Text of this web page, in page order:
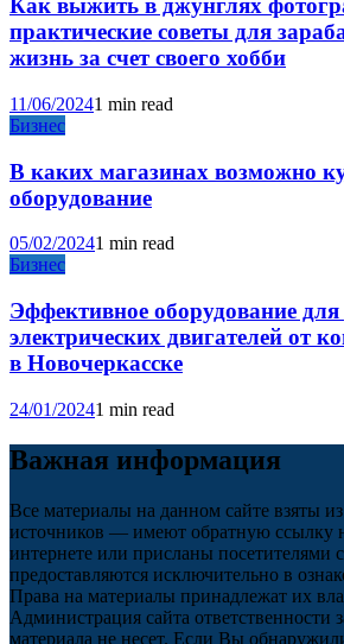
Как выжить в джунглях
практические советы для
жизнь за счет своего хобби
11/06/20241 min read
Бизнес
В каких магазинах возможно
оборудование
05/02/20241 min read
Бизнес
Эффективное оборудование
электрических двигателей от
в Новочеркасске
24/01/20241 min read
Важная информация
Все материалы на данном сайте взяты
источников — имеют обратную ссылку
интернете или присланы посетителями
предоставляются исключительно в
Права на материалы принадлежат их
Администрация сайта ответственности
материала не несет. Если Вы